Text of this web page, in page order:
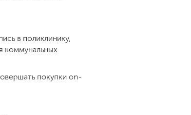
в поликлинику,
коммунальных
покупки on-